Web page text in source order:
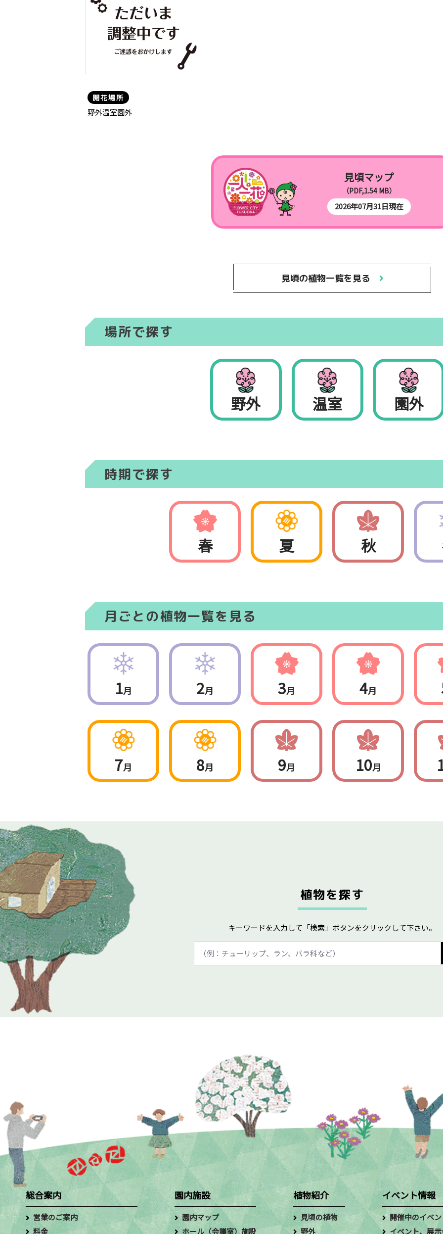
開花場所
野外温室園外
見頃マップ
（PDF,1.54 MB）
2026年07月31日現在
見頃の植物一覧を見る
場所で探す
野外 温室 園外
時期で探す
春 夏 秋
月ごとの植物一覧を見る
1月 2月 3月 4月
7月 8月 9月 10月
植物を探す
キーワードを入力して「検索」ボタンをクリックして下さい。
総合案内
営業のご案内
料金
園内施設
園内マップ
ホール（会議室）施設
植物紹介
見頃の植物
野外
イベント情報
開催中のイベ
イベント、展